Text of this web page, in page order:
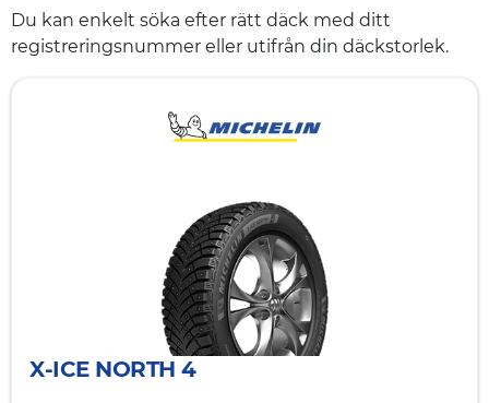
Du kan enkelt söka efter rätt däck med ditt
registreringsnummer eller utifrån din däckstorlek.
X-ICE NORTH 4